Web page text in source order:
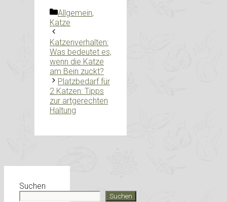
Kategorien
Allgemein,
Katze
Katzenverhalten:
Was bedeutet es,
wenn die Katze
am Bein zuckt?
Platzbedarf für
2 Katzen: Tipps
zur artgerechten
Haltung
Suchen
Suchen